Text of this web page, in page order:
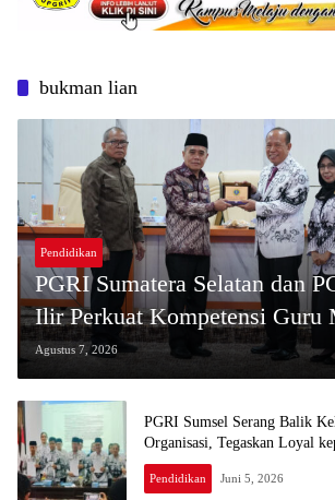
bukman lian
Pendidikan
PGRI Sumatera Selatan dan
Ilir Perkuat Kompetensi Guru
Akselerasi Penulisan Karya
Agustus 7, 2026
PGRI Sumsel Serang Balik
Organisasi, Tegaskan Loyal
Pendidikan Juni 5, 2026